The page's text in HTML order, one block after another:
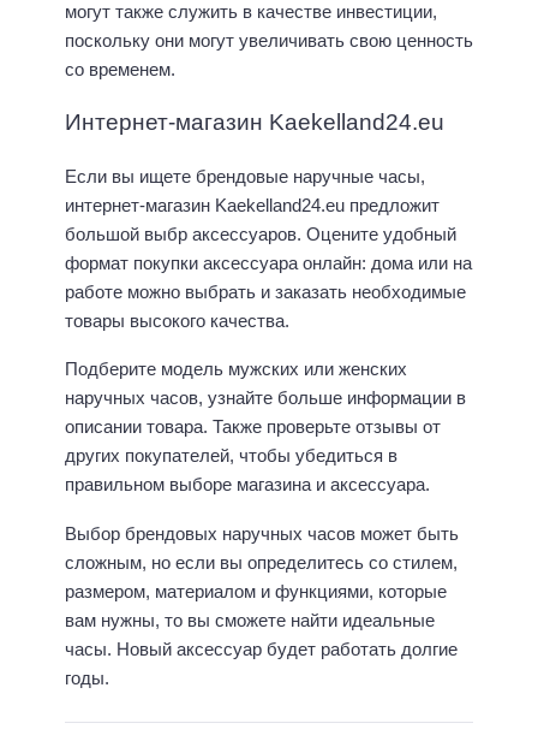
могут также служить в качестве инвестиции,
поскольку они могут увеличивать свою ценность
со временем.
Интернет-магазин Kaekelland24.eu
Если вы ищете брендовые наручные часы,
интернет-магазин Kaekelland24.eu предложит
большой выбр аксессуаров. Оцените удобный
формат покупки аксессуара онлайн: дома или на
работе можно выбрать и заказать необходимые
товары высокого качества.
Подберите модель мужских или женских
наручных часов, узнайте больше информации в
описании товара. Также проверьте отзывы от
других покупателей, чтобы убедиться в
правильном выборе магазина и аксессуара.
Выбор брендовых наручных часов может быть
сложным, но если вы определитесь со стилем,
размером, материалом и функциями, которые
вам нужны, то вы сможете найти идеальные
часы. Новый аксессуар будет работать долгие
годы.